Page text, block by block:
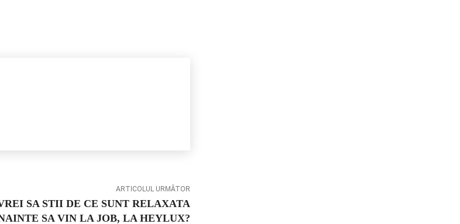
ARTICOLUL URMĂTOR
SA STII DE CE SUNT RELAXATA
SA VIN LA JOB, LA HEYLUX?